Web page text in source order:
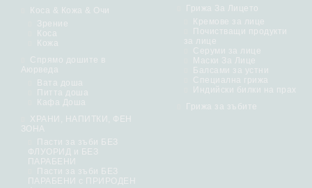
Коса & Кожа & Очи
Зрение
Коса
Кожа
Спрямо дошите в
Аюрведа
Вата доша
Питта доша
Кафа Доша
ХРАНИ, НАПИТКИ, ФЕН
ЗОНА
Грижа За Лицето
Кремове за лице
Почистващи продукти
за лице
Серуми за лице
Маски За Лице
Балсами за устни
Специална грижа
Индийски билки на прах
Грижа за зъбите
Пасти за зъби БЕЗ
ФЛУОРИД и БЕЗ
ПАРАБЕНИ
Пасти за зъби БЕЗ
ПАРАБЕНИ с ПРИРОДЕН